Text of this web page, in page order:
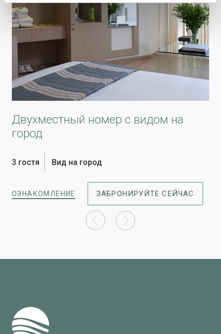
Двухместный номер с видом на
город
3 гостя Вид на город
ОЗНАКОМЛЕНИЕ ЗАБРОНИРУЙТЕ СЕЙЧАС